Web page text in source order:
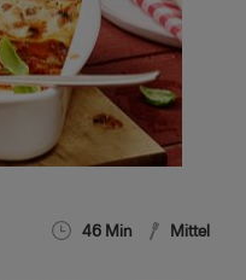
46 Min Mittel